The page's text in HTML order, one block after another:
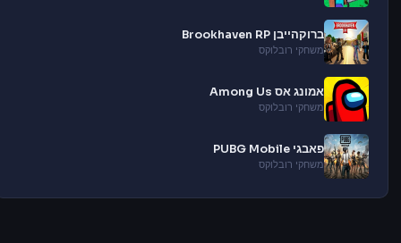
ברוקהייבן Brookhaven RP
משחקי רובלוקס
אמונג אס Among Us
משחקי רובלוקס
פאבגי PUBG Mobile
משחקי רובלוקס